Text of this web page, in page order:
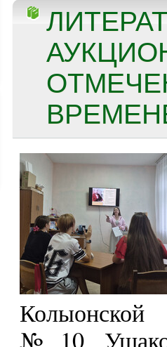
Колыонской
№ 10